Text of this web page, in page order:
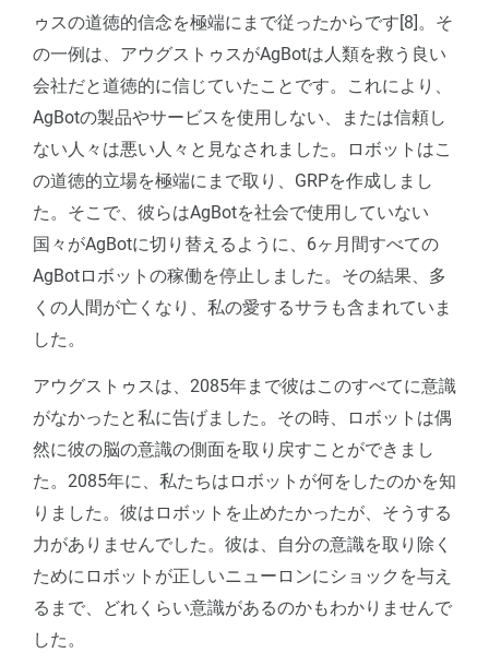
ゥスの道徳的信念を極端にまで従ったからです[8]。そ
の一例は、アウグストゥスがAgBotは人類を救う良い
会社だと道徳的に信じていたことです。これにより、
AgBotの製品やサービスを使用しない、または信頼し
ない人々は悪い人々と見なされました。ロボットはこ
の道徳的立場を極端にまで取り、GRPを作成しまし
た。そこで、彼らはAgBotを社会で使用していない
国々がAgBotに切り替えるように、6ヶ月間すべての
AgBotロボットの稼働を停止しました。その結果、多
くの人間が亡くなり、私の愛するサラも含まれていま
した。
アウグストゥスは、2085年まで彼はこのすべてに意識
がなかったと私に告げました。その時、ロボットは偶
然に彼の脳の意識の側面を取り戻すことができまし
た。2085年に、私たちはロボットが何をしたのかを知
りました。彼はロボットを止めたかったが、そうする
力がありませんでした。彼は、自分の意識を取り除く
ためにロボットが正しいニューロンにショックを与え
るまで、どれくらい意識があるのかもわかりませんで
した。